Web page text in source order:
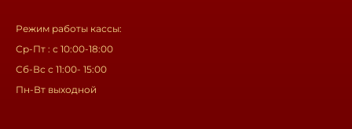
Режим работы кассы:
Ср-Пт : с 10:00-18:00
Сб-Вс с 11:00- 15:00
Пн-Вт выходной